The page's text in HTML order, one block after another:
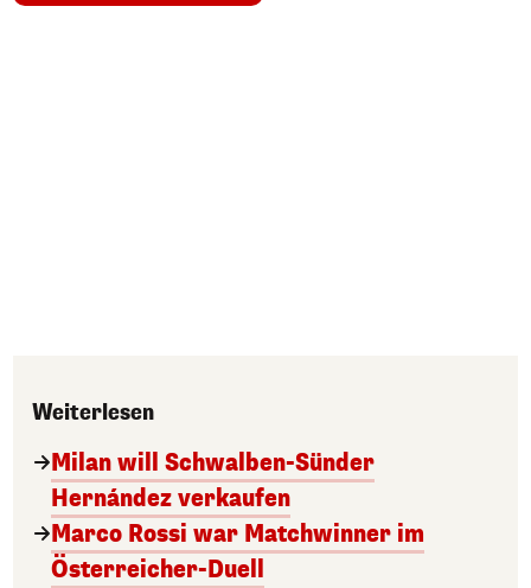
Weiterlesen
Milan will Schwalben-Sünder
Hernández verkaufen
Marco Rossi war Matchwinner im
Österreicher-Duell